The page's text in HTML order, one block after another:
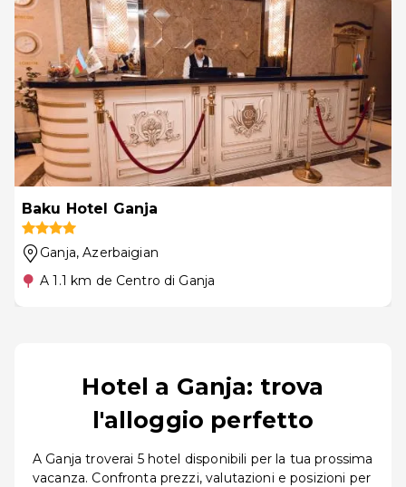
Baku Hotel Ganja
Ganja, Azerbaigian
A 1.1 km de Centro di Ganja
Hotel a Ganja: trova
l'alloggio perfetto
A Ganja troverai 5 hotel disponibili per la tua prossima
vacanza. Confronta prezzi, valutazioni e posizioni per